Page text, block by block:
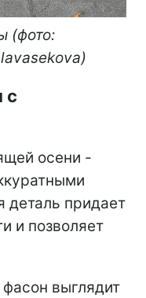
(фото:
с
осени -
деталь придает
и позволяет
выглядит